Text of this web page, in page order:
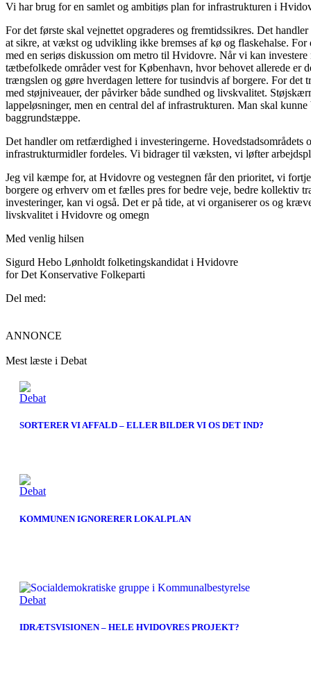
Vi har brug for en samlet og ambitiøs plan for infrastrukturen i
For det første skal vejnettet opgraderes og fremtidssikres. Det
at sikre, at vækst og udvikling ikke bremses af kø og flaskehalse.
med en seriøs diskussion om metro til Hvidovre. Når vi kan
tætbefolkede områder vest for København, hvor behovet allerede er
trængslen og gøre hverdagen lettere for tusindvis af borgere. For
med støjniveauer, der påvirker både sundhed og livskvalitet.
lappeløsninger, men en central del af infrastrukturen. Man skal
baggrundstæppe.
Det handler om retfærdighed i investeringerne. Hovedstadsområdets
infrastrukturmidler fordeles. Vi bidrager til væksten, vi løfter
Jeg vil kæmpe for, at Hvidovre og vestegnen får den prioritet, vi
borgere og erhverv om et fælles pres for bedre veje, bedre kollektiv
investeringer, kan vi også. Det er på tide, at vi organiserer os og
livskvalitet i Hvidovre og omegn
Med venlig hilsen
Sigurd Hebo Lønholdt folketingskandidat i Hvidovre
for Det Konservative Folkeparti
Del med:
ANNONCE
Mest læste i Debat
Debat
SORTERER VI AFFALD – ELLER BILDER VI OS DET IND?
Debat
KOMMUNEN IGNORERER LOKALPLAN
Debat
IDRÆTSVISIONEN – HELE HVIDOVRES PROJEKT?